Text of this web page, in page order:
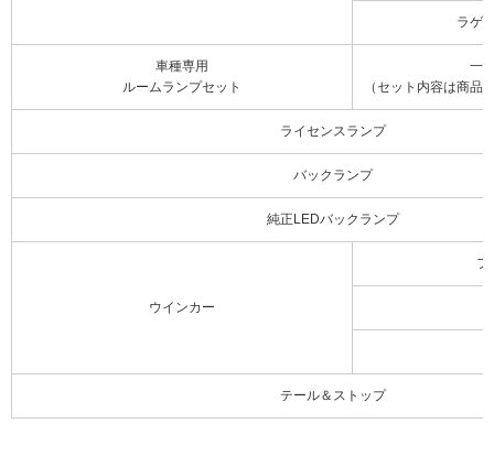
ラゲ
車種専用
ルームランプセット
一
（セット内容は商品
ライセンスランプ
バックランプ
純正LEDバックランプ
ウインカー
フ
テール＆ストップ